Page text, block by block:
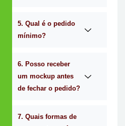
5. Qual é o pedido
mínimo?
6. Posso receber
um mockup antes
de fechar o pedido?
7. Quais formas de